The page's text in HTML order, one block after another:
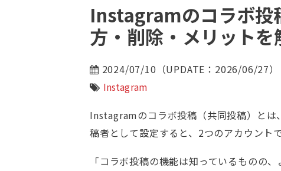
Instagramのコラボ投
方・削除・メリットを
2024/07/10（UPDATE：2026/06/27）
Instagram
Instagramのコラボ投稿（共同投稿）と
稿者として設定すると、2つのアカウント
「コラボ投稿の機能は知っているものの